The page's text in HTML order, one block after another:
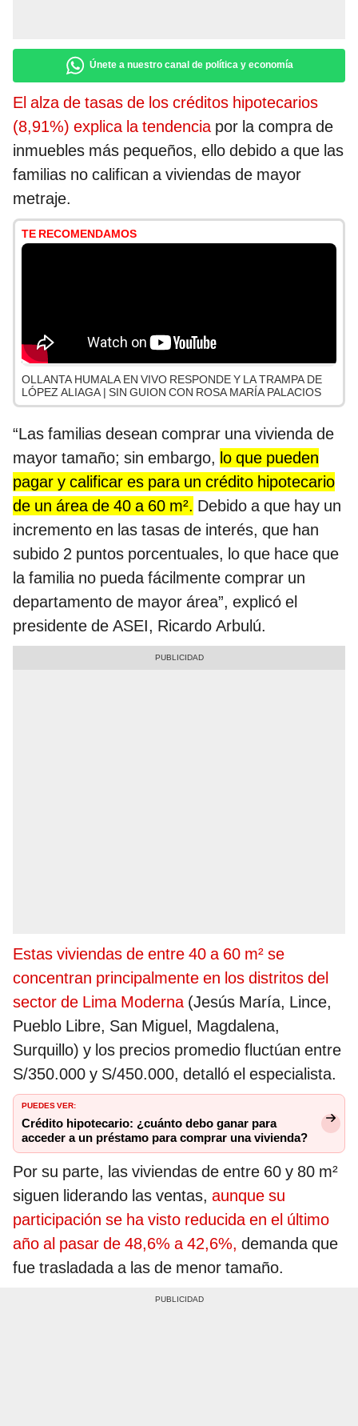
Únete a nuestro canal de política y economía
El alza de tasas de los créditos hipotecarios
(8,91%) explica la tendenciapor la compra de
inmuebles más pequeños, ello debido a que las
familias no califican a viviendas de mayor
metraje.
TE RECOMENDAMOS
OLLANTA HUMALA EN VIVO RESPONDE Y LA TRAMPA DE
LÓPEZ ALIAGA | SIN GUION CON ROSA MARÍA PALACIOS
“Las familias desean comprar una vivienda de
mayor tamaño; sin embargo, lo que pueden
pagar y calificar es para un crédito hipotecario
de un área de 40 a 60 m². Debido a que hay un
incremento en las tasas de interés, que han
subido 2 puntos porcentuales, lo que hace que
la familia no pueda fácilmente comprar un
departamento de mayor área”, explicó el
presidente de ASEI, Ricardo Arbulú.
Estas viviendas de entre 40 a 60 m² se
concentran principalmente en los distritos del
sector de Lima Moderna(Jesús María, Lince,
Pueblo Libre, San Miguel, Magdalena,
Surquillo) y los precios promedio fluctúan entre
S/350.000 y S/450.000, detalló el especialista.
PUEDES VER:
Crédito hipotecario: ¿cuánto debo ganar para
acceder a un préstamo para comprar una vivienda?
Por su parte, las viviendas de entre 60 y 80 m²
siguen liderando las ventas, aunque su
participación se ha visto reducida en el último
año al pasar de 48,6% a 42,6%, demanda que
fue trasladada a las de menor tamaño.